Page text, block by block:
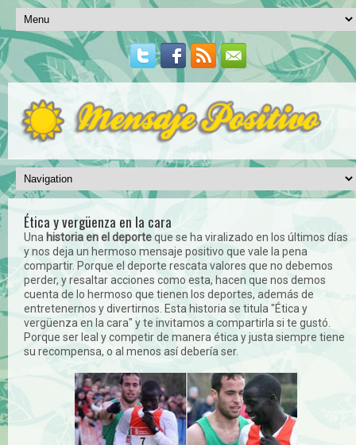
Ética y vergüenza en la cara
Una historia en el deporteque se ha viralizado en los últimos días
y nos deja un hermoso mensaje positivo que vale la pena
compartir. Porque el deporte rescata valores que no debemos
perder, y resaltar acciones como esta, hacen que nos demos
cuenta de lo hermoso que tienen los deportes, además de
entretenernos y divertirnos. Esta historia se titula "Ética y
vergüenza en la cara" y te invitamos a compartirla si te gustó.
Porque ser leal y competir de manera ética y justa siempre tiene
su recompensa, o al menos así debería ser.